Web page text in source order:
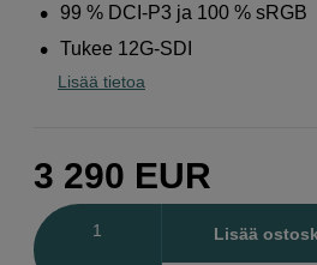
99 % DCI-P3 ja 100 % sRGB
Tukee 12G-SDI
Lisää tietoa
3 290 EUR
Lisää